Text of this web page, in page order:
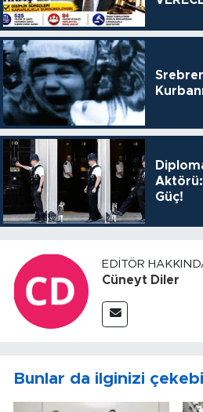
Aktörü:
Güç!
EDITÖR
Cüneyt Diler
Bunlar da ilginizi